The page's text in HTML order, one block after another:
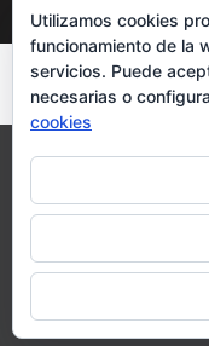
Aviso legal
©
Utilizamos cookies
funcionamiento de la
servicios. Puede
necesarias o
cookies